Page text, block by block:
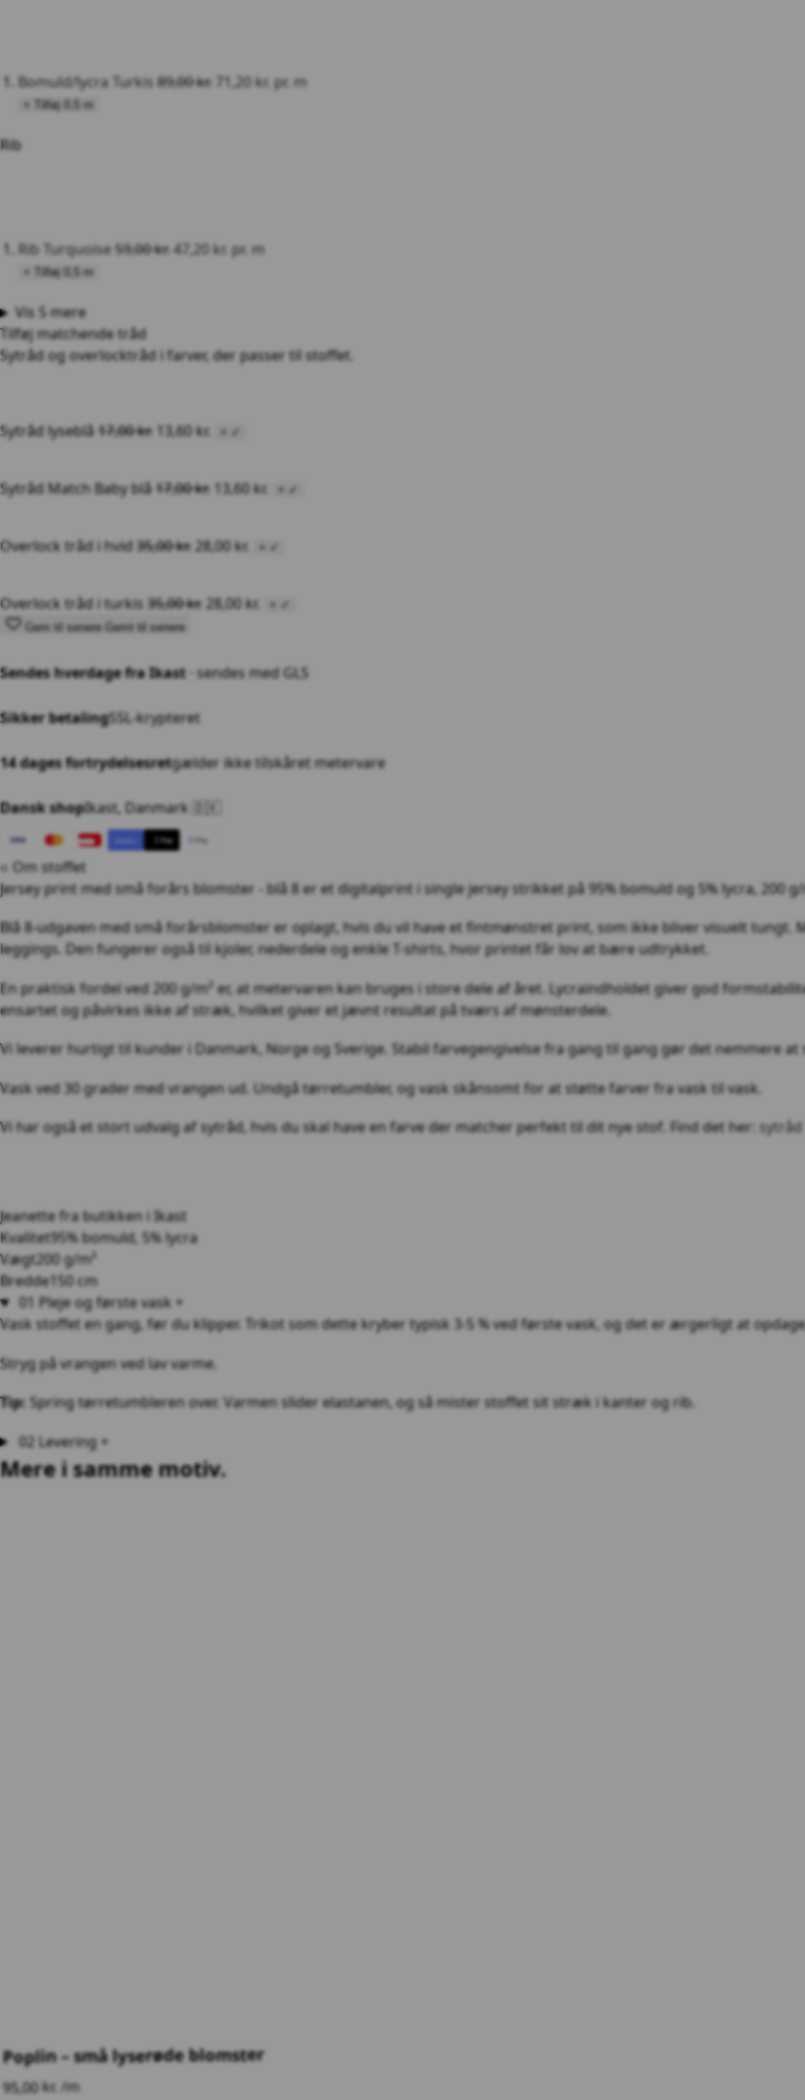
Bomuld/lycra Turkis 89,00kr. 71,20kr. pr. m
+ Tilføj 0,5 m
Rib
Rib Turquoise 59,00kr. 47,20 kr. pr. m
+ Tilføj 0,5 m
Vis 5 mere
Tilføj matchende tråd
Sytråd og overlocktråd i farver, der passer til stoffet.
Sytråd lyseblå 17,00kr. 13,60kr. + ✓
Sytråd Match Baby blå 17,00kr. 13,60kr. + ✓
Overlock tråd i hvid 35,00kr. 28,00kr. + ✓
Overlock tråd i turkis 35,00kr. 28,00kr. + ✓
Gem til senere
Gemt til senere
Sendes hverdage fra Ikast · sendes med GLS
Sikker betalingSSL-krypteret
14 dages fortrydelsesretgælder ikke tilskåret metervare
Dansk shopIkast, Danmark 🇩🇰
 Pay
○ Om stoffet
Jersey print med små forårs blomster - blå 8 er et digitalprint i single jersey strikket på 95% bomuld og 5% lycra, 200
Blå 8-udgaven med små forårsblomster er oplagt, hvis du vil have et fintmønstret print, som ikke bliver visuelt
leggings. Den fungerer også til kjoler, nederdele og enkle T-shirts, hvor printet får lov at bære udtrykket.
En praktisk fordel ved 200 g/m² er, at metervaren kan bruges i store dele af året. Lycraindholdet giver god
ensartet og påvirkes ikke af stræk, hvilket giver et jævnt resultat på tværs af mønsterdele.
Vi leverer hurtigt til kunder i Danmark, Norge og Sverige. Stabil farvegengivelse fra gang til gang gør det nemmere at
Vask ved 30 grader med vrangen ud. Undgå tørretumbler, og vask skånsomt for at støtte farver fra vask til vask.
Vi har også et stort udvalg af sytråd, hvis du skal have en farve der matcher perfekt til dit nye stof. Find det her: sytråd
Jeanettefra butikken i Ikast
Kvalitet95% bomuld, 5% lycra
Vægt200 g/m²
Bredde150 cm
01 Pleje og første vask +
Vask stoffet en gang, før du klipper. Trikot som dette kryber typisk 3-5 % ved første vask, og det er ærgerligt at
Stryg på vrangen ved lav varme.
Tip: Spring tørretumbleren over. Varmen slider elastanen, og så mister stoffet sit stræk i kanter og rib.
02 Levering +
Mere isamme motiv.
Poplin – små lyserøde blomster
95,00 kr. /m